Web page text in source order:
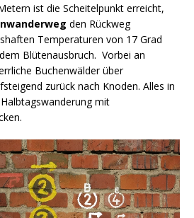
ist die Scheitelpunkt erreicht,
den Rückweg
Temperaturen von 17 Grad
Blütenausbruch. Vorbei an
Buchenwälder über
zurück nach Knoden. Alles in
mit